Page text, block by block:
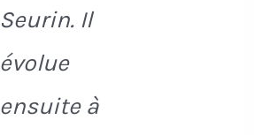
Seurin. Il
évolue
ensuite à